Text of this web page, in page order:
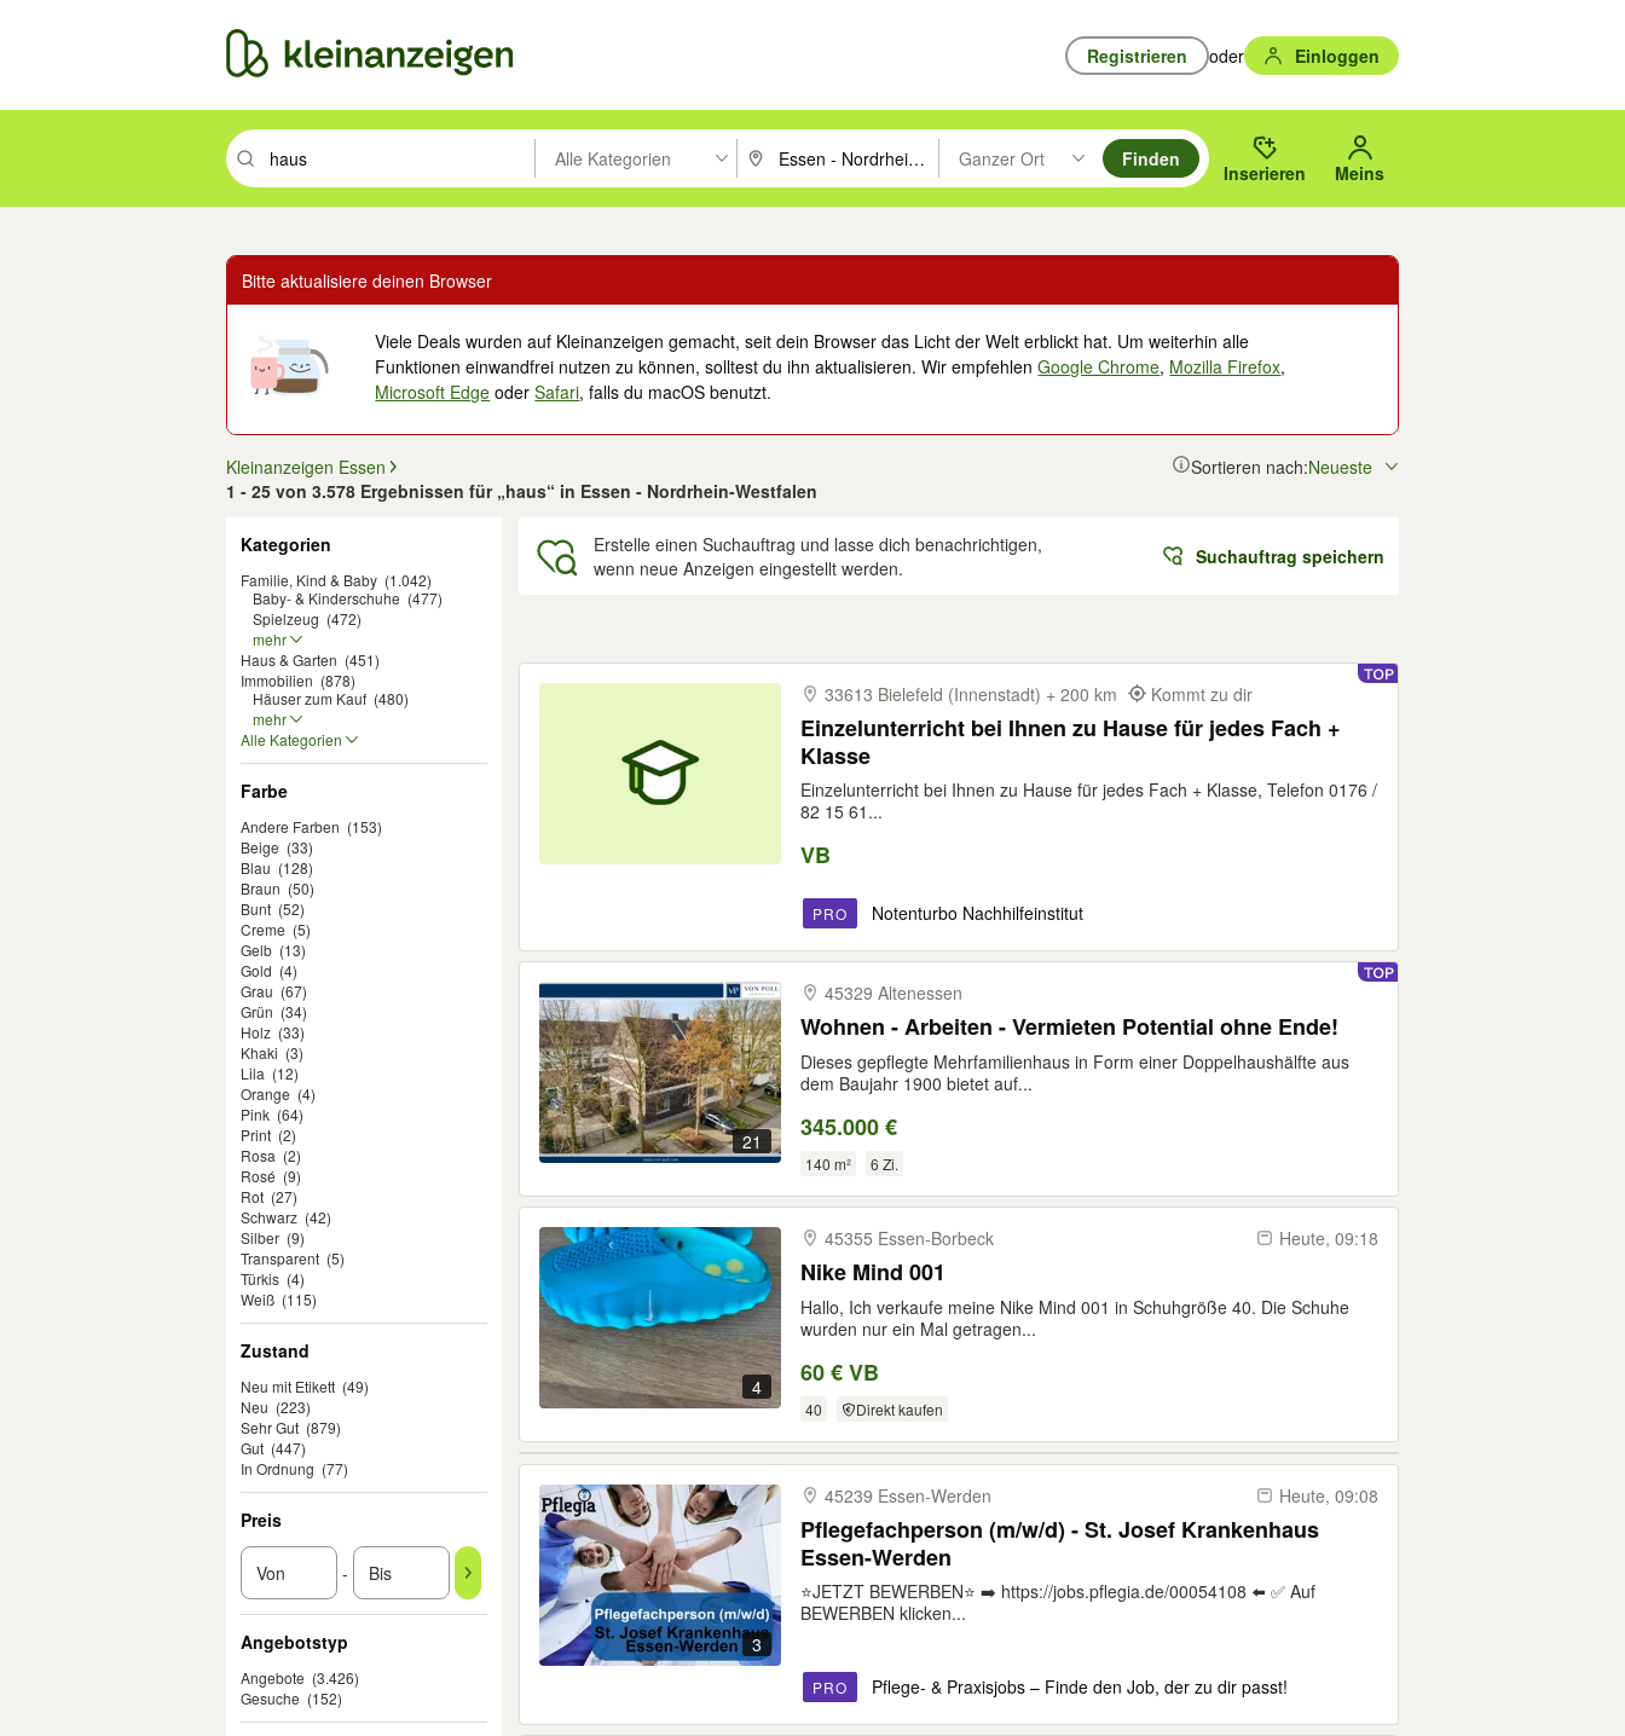
Registrieren oder Einloggen
Suchbegriff eingeben. Eingabetaste drücken um zu suchen, oder Vorschläge mit den Pfeiltasten nach oben/unten durchsuchen und mit Eingabetaste auswählen.
Alle Kategorien PLZ oder Ort eingeben. Eingabetaste drücken um zu suchen, oder Vorschläge mit den Pfeiltasten nach oben/
Ganzer Ort
Suche im Umkreis des gewählten Orts oder PLZ.
Finden
Inserieren Meins
Bitte aktualisiere deinen Browser
Viele Deals wurden auf Kleinanzeigen gemacht, seit dein Browser das Licht der Welt erblickt hat. Um weiterhin alle
Funktionen einwandfrei nutzen zu können, solltest du ihn aktualisieren. Wir empfehlenGoogle Chrome, Mozilla Firefox,
Microsoft Edge oderSafari, falls du macOS benutzt.
Kleinanzeigen Essen
1 - 25 von 3.578 Ergebnissen für „haus“ in Essen - Nordrhein-Westfalen
Sortieren nach:Neueste
Kategorien
Familie, Kind & Baby (1.042)
Baby- & Kinderschuhe (477)
Spielzeug (472)
mehr
Haus & Garten (451)
Immobilien (878)
Häuser zum Kauf (480)
mehr
Alle Kategorien
Farbe
Andere Farben (153)
Beige (33)
Blau (128)
Braun (50)
Bunt (52)
Creme (5)
Gelb (13)
Gold (4)
Grau (67)
Grün (34)
Holz (33)
Khaki (3)
Lila (12)
Orange (4)
Pink (64)
Print (2)
Rosa (2)
Rosé (9)
Rot (27)
Schwarz (42)
Silber (9)
Transparent (5)
Türkis (4)
Weiß (115)
Zustand
Neu mit Etikett (49)
Neu (223)
Sehr Gut (879)
Gut (447)
In Ordnung (77)
Preis
-
Angebotstyp
Angebote (3.426)
Gesuche (152)
Erstelle einen Suchauftrag und lasse dich benachrichtigen,
wenn neue Anzeigen eingestellt werden.
Suchauftrag speichern
33613 Bielefeld (Innenstadt) + 200 km
Kommt zu dir
Einzelunterricht bei Ihnen zu Hause für jedes Fach +
Klasse
Einzelunterricht bei Ihnen zu Hause für jedes Fach + Klasse, Telefon 0176 /
82 15 61...
VB
PRO Notenturbo Nachhilfeinstitut
21
45329 Altenessen
Wohnen - Arbeiten - Vermieten Potential ohne Ende!
Dieses gepflegte Mehrfamilienhaus in Form einer Doppelhaushälfte aus
dem Baujahr 1900 bietet auf...
345.000 €
140 m² 6 Zi.
4
45355 Essen-​Borbeck Heute, 09:18
Nike Mind 001
Hallo, Ich verkaufe meine Nike Mind 001 in Schuhgröße 40. Die Schuhe
wurden nur ein Mal getragen...
60 € VB
40 Direkt kaufen
3
45239 Essen-​Werden Heute, 09:08
Pflegefachperson (m/w/d) - St. Josef Krankenhaus
Essen-Werden
⭐️JETZT BEWERBEN⭐️ ➡️ https://jobs.pflegia.de/00054108 ⬅️ ✅ Auf
BEWERBEN klicken...
PRO Pflege- & Praxisjobs – Finde den Job, der zu dir passt!